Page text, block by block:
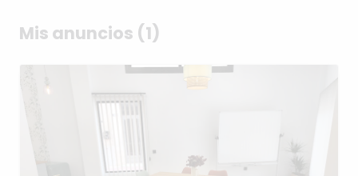
Mis anuncios (1)